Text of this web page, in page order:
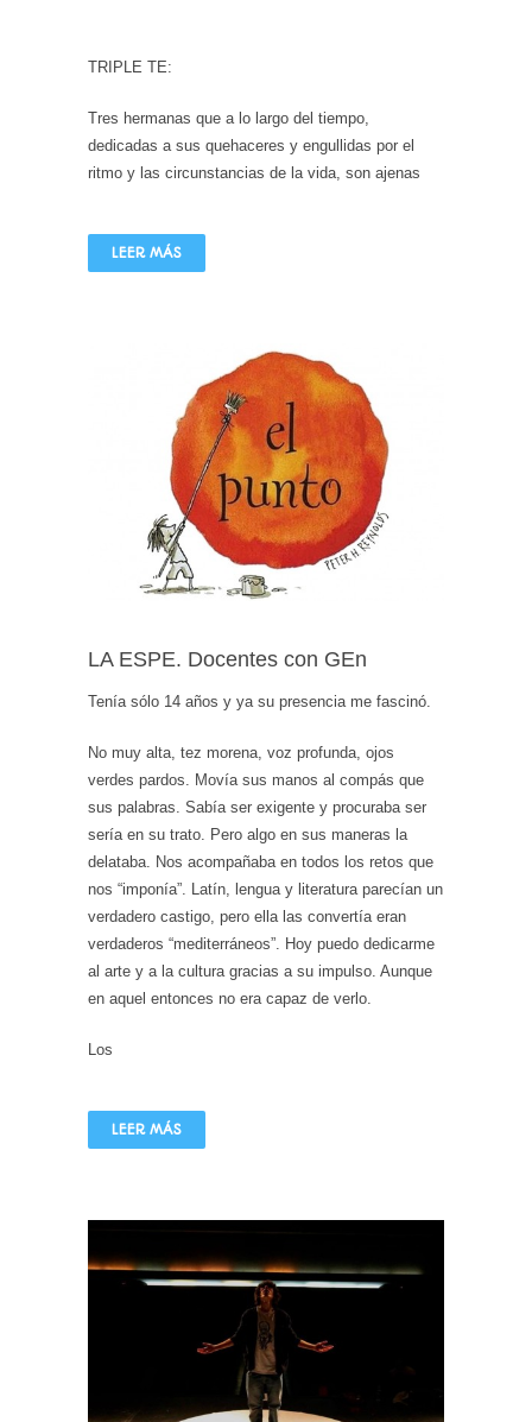
TRIPLE TE:
Tres hermanas que a lo largo del tiempo,
dedicadas a sus quehaceres y engullidas por el
ritmo y las circunstancias de la vida, son ajenas
LEER MÁS
LA ESPE. Docentes con GEn
Tenía sólo 14 años y ya su presencia me fascinó.
No muy alta, tez morena, voz profunda, ojos
verdes pardos. Movía sus manos al compás que
sus palabras. Sabía ser exigente y procuraba ser
sería en su trato. Pero algo en sus maneras la
delataba. Nos acompañaba en todos los retos que
nos “imponía”. Latín, lengua y literatura parecían un
verdadero castigo, pero ella las convertía eran
verdaderos “mediterráneos”. Hoy puedo dedicarme
al arte y a la cultura gracias a su impulso. Aunque
en aquel entonces no era capaz de verlo.
Los
LEER MÁS